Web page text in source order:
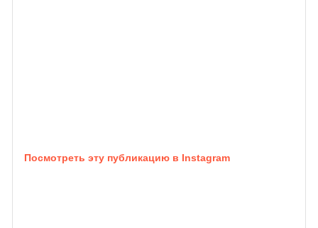
Посмотреть эту публикацию в Instagram